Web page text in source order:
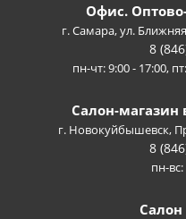
Офис.
г. Самара, ул.
8
пн-чт: 9:00 - 17:00,
Салон-
г. Новокуйбышевск,
8
пн-вс: